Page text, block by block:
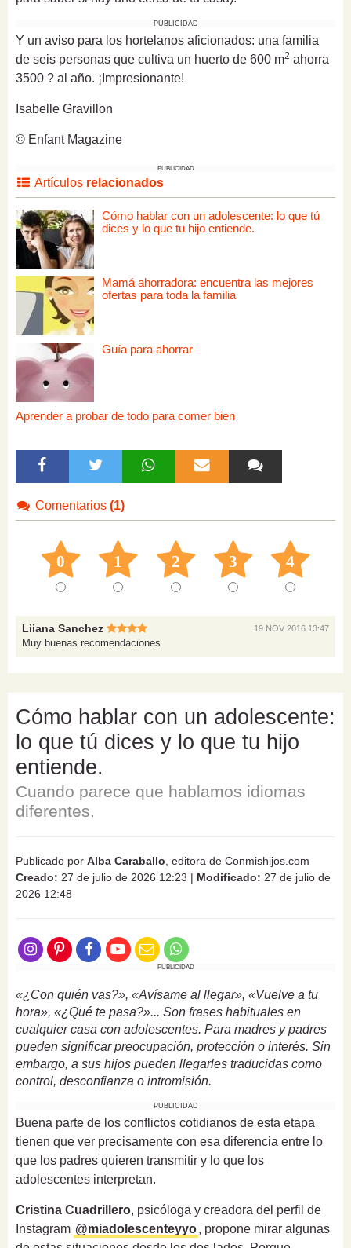
PUBLICIDAD
Y un aviso para los hortelanos aficionados: una familia
de seis personas que cultiva un huerto de 600 m2 ahorra
3500 ? al año. ¡Impresionante!
Isabelle Gravillon
© Enfant Magazine
PUBLICIDAD
Artículos relacionados
Cómo hablar con un adolescente: lo que tú
dices y lo que tu hijo entiende.
Mamá ahorradora: encuentra las mejores
ofertas para toda la familia
Guía para ahorrar
Aprender a probar de todo para comer bien
Comentarios (1)
0 1 2 3 4
19 NOV 2016 13:47
Liiana Sanchez
Muy buenas recomendaciones
Cómo hablar con un adolescente:
lo que tú dices y lo que tu hijo
entiende.
Cuando parece que hablamos idiomas
diferentes.
Publicado por Alba Caraballo , editora de Conmishijos.com
Creado: 27 de julio de 2026 12:23 | Modificado: 27 de julio de
2026 12:48
PUBLICIDAD
«¿Con quién vas?», «Avísame al llegar», «Vuelve a tu
hora», «¿Qué te pasa?»... Son frases habituales en
cualquier casa con adolescentes. Para madres y padres
pueden significar preocupación, protección o interés. Sin
embargo, a sus hijos pueden llegarles traducidas como
control, desconfianza o intromisión.
PUBLICIDAD
Buena parte de los conflictos cotidianos de esta etapa
tienen que ver precisamente con esa diferencia entre lo
que los padres quieren transmitir y lo que los
adolescentes interpretan.
Cristina Cuadrillero, psicóloga y creadora del perfil de
Instagram @miadolescenteyyo, propone mirar algunas